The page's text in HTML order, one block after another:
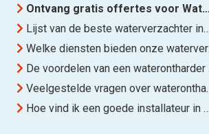
Ontvang gratis offertes voor Waterverzachter uit Waregem
Lijst van de beste waterverzachter installateurs actief in Waregem
Welke diensten bieden onze waterverzachter partners aan?
De voordelen van een waterontharder in Waregem
Veelgestelde vragen over waterontharders
Hoe vind ik een goede installateur in Waregem?